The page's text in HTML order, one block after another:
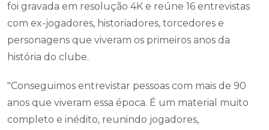
foi gravada em resolução 4K e reúne 16 entrevistas
com ex-jogadores, historiadores, torcedores e
personagens que viveram os primeiros anos da
história do clube.
"Conseguimos entrevistar pessoas com mais de 90
anos que viveram essa época. É um material muito
completo e inédito, reunindo jogadores,